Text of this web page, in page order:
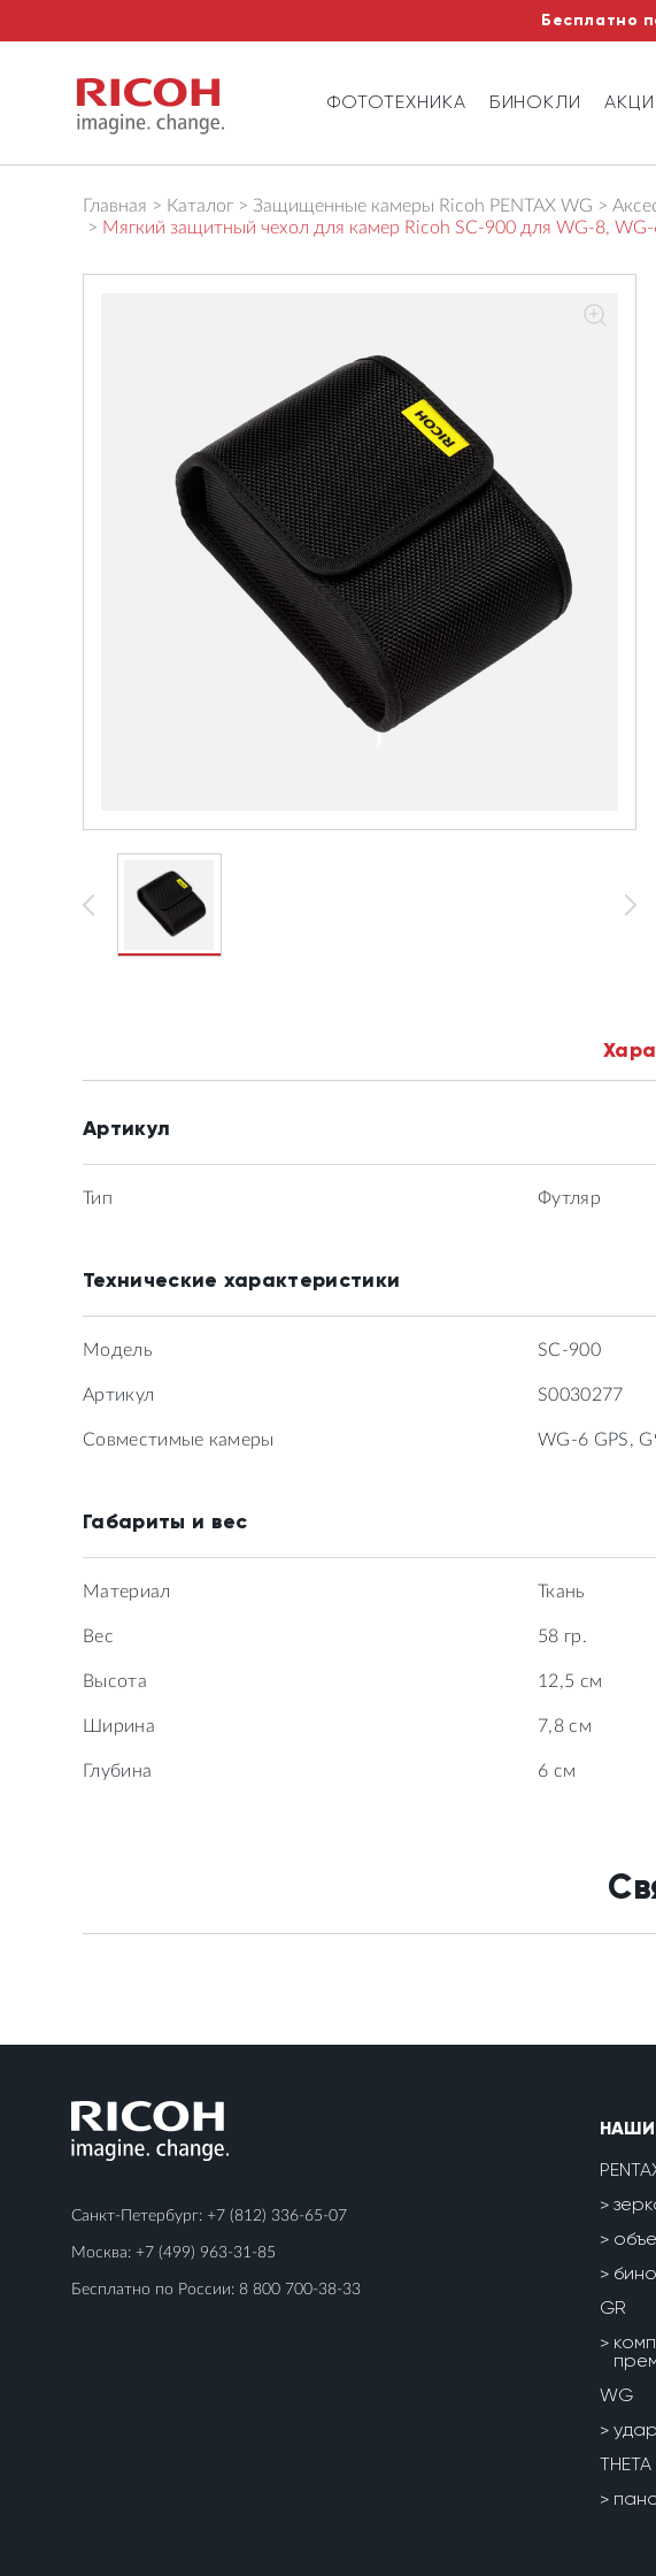
Бесплатно
ФОТОТЕХНИКА БИНОКЛИ
Главная Каталог Защищенные камеры Ricoh PENTAX WG
Мягкий защитный чехол для камер Ricoh SC-900 для WG-8,
Артикул
Тип Футляр
Технические характеристики
Модель SC-900
Артикул S0030277
Совместимые камеры WG-6 GPS,
Габариты и вес
Материал Ткань
Вес 58 гр.
Высота 12,5 см
Ширина 7,8 см
Глубина 6 см
Санкт-Петербург: +7 (812) 336-65-07
Москва: +7 (499) 963-31-85
Бесплатно по России: 8 800 700-38-33
НАШИ
GR
WG
THETA